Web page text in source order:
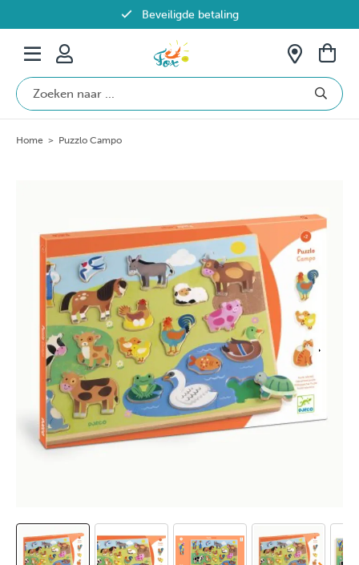
Beveiligde betaling
Gratis verzending vanaf €69 in België
Home > Puzzlo Campo